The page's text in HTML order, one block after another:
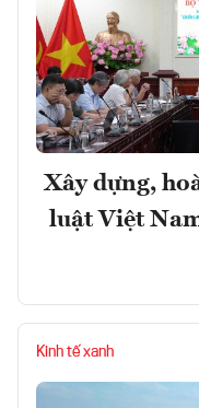
Xây dựng,
luật Việt
Kinh tế xanh